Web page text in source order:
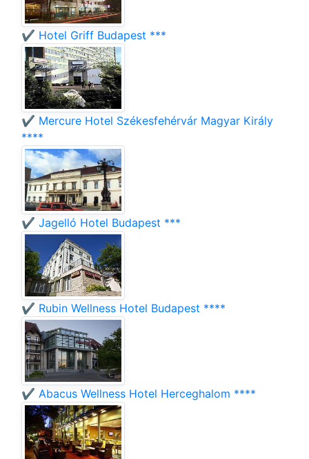
✔️ Hotel Griff Budapest ***
✔️ Mercure Hotel Székesfehérvár Magyar Király
****
✔️ Jagelló Hotel Budapest ***
✔️ Rubin Wellness Hotel Budapest ****
✔️ Abacus Wellness Hotel Herceghalom ****